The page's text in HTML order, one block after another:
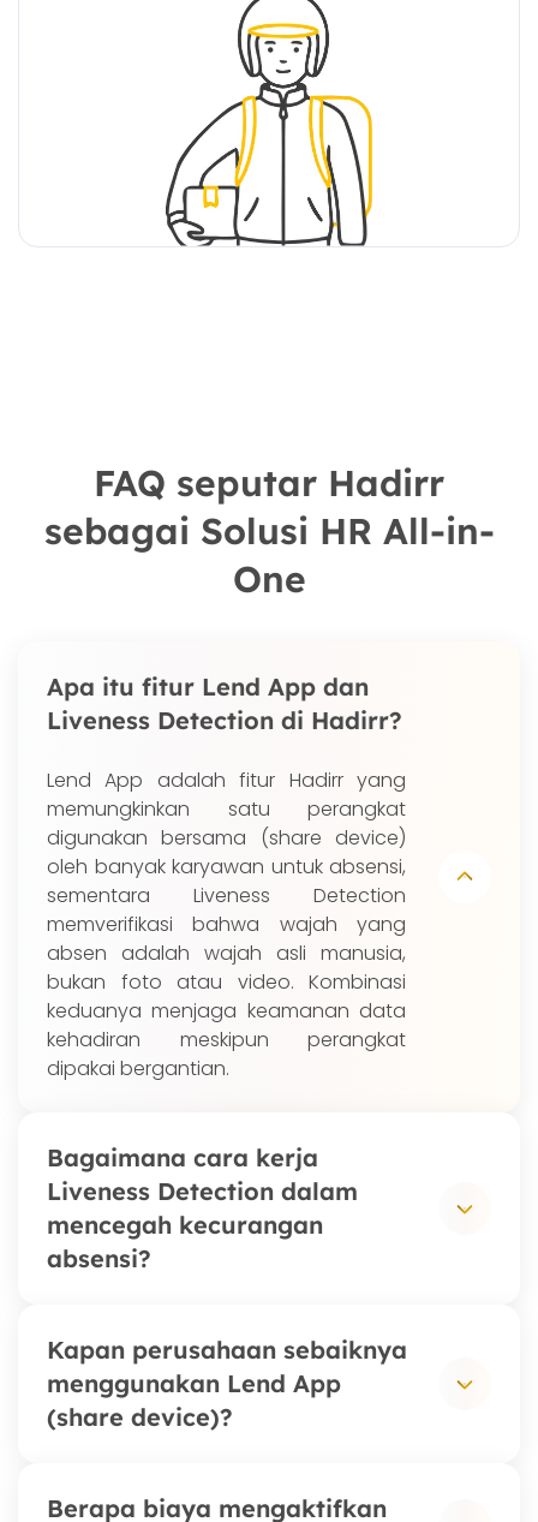
FAQ seputar Hadirr
sebagai Solusi HR All-in-
One
Apa itu fitur Lend App dan
Liveness Detection di Hadirr?
Lend App adalah fitur Hadirr yang
memungkinkan satu perangkat
digunakan bersama (share device)
oleh banyak karyawan untuk absensi,
sementara Liveness Detection
memverifikasi bahwa wajah yang
absen adalah wajah asli manusia,
bukan foto atau video. Kombinasi
keduanya menjaga keamanan data
kehadiran meskipun perangkat
dipakai bergantian.
Bagaimana cara kerja
Liveness Detection dalam
mencegah kecurangan
absensi?
Saat karyawan absen, Liveness
Detection menganalisis wajah secara
real-time untuk memastikan
kehadiran fisik orang tersebut,
menggunakan foto, video, atau
Kapan perusahaan sebaiknya
menggunakan Lend App
(share device)?
Lend App ideal untuk lingkungan kerja
Berapa biaya mengaktifkan